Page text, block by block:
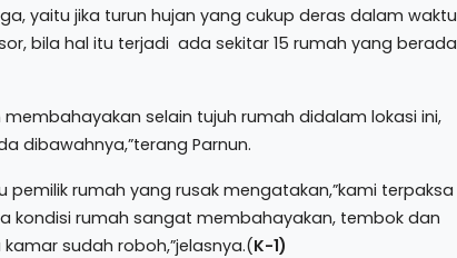
yaitu jika turun hujan yang cukup deras dalam waktu
bila hal itu terjadi ada sekitar 15 rumah yang berada
selain tujuh rumah didalam lokasi ini,
dibawahnya,”terang Parnun.
rumah yang rusak mengatakan,”kami terpaksa
kondisi rumah sangat membahayakan, tembok dan
sudah roboh,”jelasnya.(K-1)